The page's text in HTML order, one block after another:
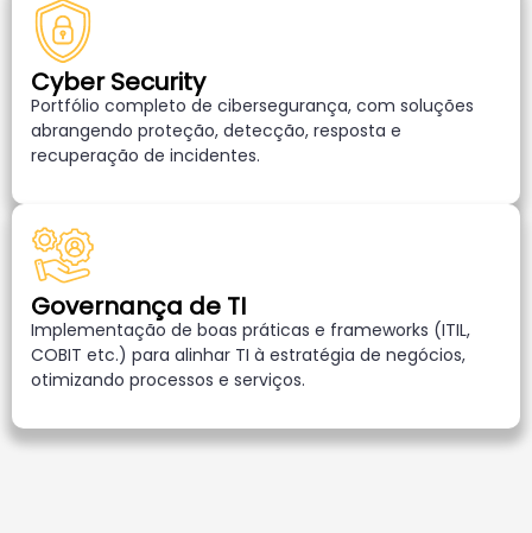
Cyber Security
Portfólio completo de cibersegurança, com soluções
abrangendo proteção, detecção, resposta e
recuperação de incidentes.
Governança de TI
Implementação de boas práticas e frameworks (ITIL,
COBIT etc.) para alinhar TI à estratégia de negócios,
otimizando processos e serviços.